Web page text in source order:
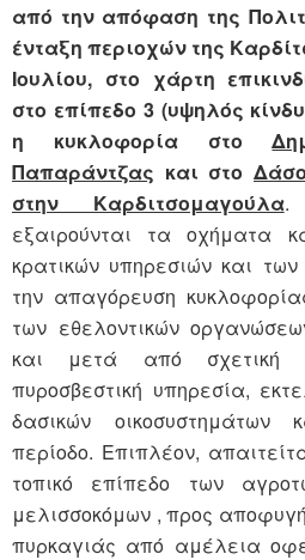
από την απόφαση της
ένταξη περιοχών της
Ιουλίου, στο χάρτη
στο επίπεδο 3 (υψηλός
η κυκλοφορία στο
Παπαράντζας και στο
στην Καρδιτσομαγούλα.
εξαιρούνται τα οχήματα
κρατικών υπηρεσιών και
την απαγόρευση
των εθελοντικών
και μετά από σχετική
πυροσβεστική υπηρεσία,
δασικών οικοσυστημάτων
περίοδο. Επιπλέον,
τοπικό επίπεδο των
μελισσοκόμων , προς
πυρκαγιάς από αμέλεια